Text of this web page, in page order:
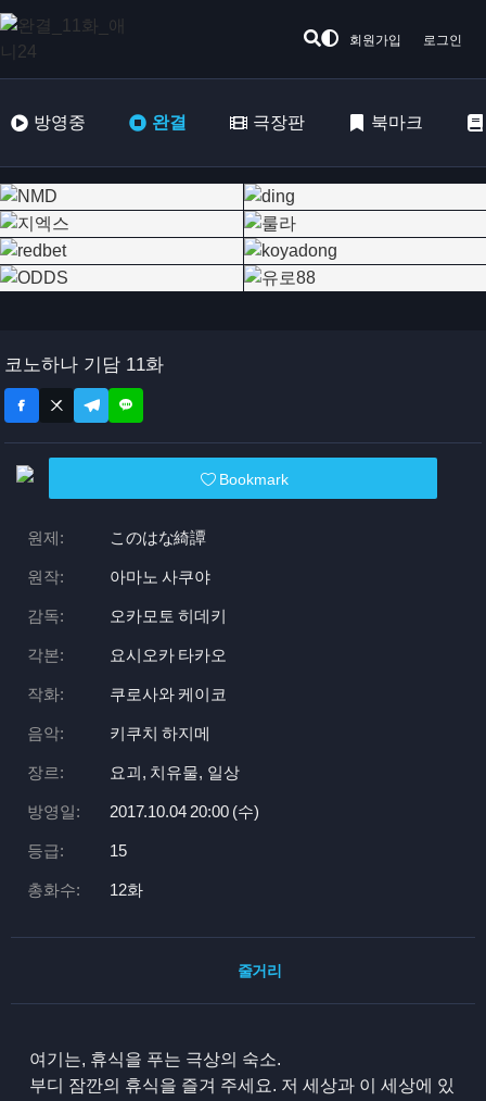
회원가입 로그인
방영중 완결 극장판 북마크
코노하나 기담 11화
Bookmark
원제: このはな綺譚
원작: 아마노 사쿠야
감독: 오카모토 히데키
각본: 요시오카 타카오
작화: 쿠로사와 케이코
음악: 키쿠치 하지메
장르: 요괴, 치유물, 일상
방영일: 2017.10.04 20:00 (수)
등급: 15
총화수: 12화
줄거리
여기는, 휴식을 푸는 극상의 숙소.
부디 잠깐의 휴식을 즐겨 주세요. 저 세상과 이 세상에 있